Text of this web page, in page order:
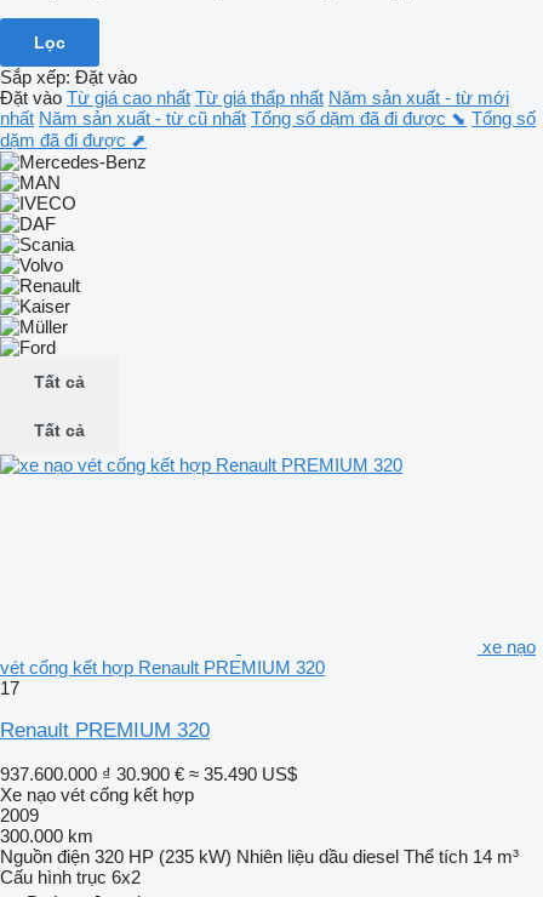
Lọc
Sắp xếp: Đặt vào
Đặt vào Từ giá cao nhất Từ giá thấp nhất Năm sản xuất - từ mới
nhất Năm sản xuất - từ cũ nhất Tổng số dặm đã đi được ⬊ Tổng số
dặm đã đi được ⬈
Tất cả
Tất cả
xe nạo
vét cống kết hợp Renault PREMIUM 320
17
Renault PREMIUM 320
937.600.000 ₫ 30.900 € ≈ 35.490 US$
Xe nạo vét cống kết hợp
2009
300.000 km
Nguồn điện 320 HP (235 kW) Nhiên liệu dầu diesel Thể tích 14 m³
Cấu hình trục 6x2